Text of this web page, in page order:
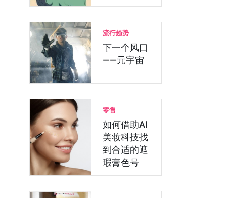
机遇
流行趋势
下一个风口
——元宇宙
零售
如何借助AI
美妆科技找
到合适的遮
瑕膏色号